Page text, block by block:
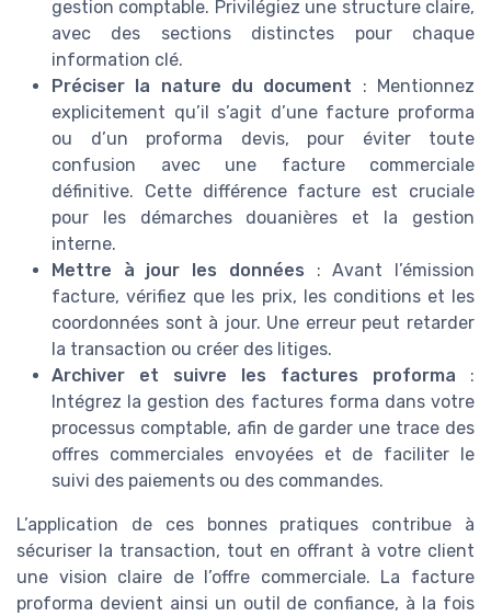
gestion comptable. Privilégiez une structure claire,
avec des sections distinctes pour chaque
information clé.
Préciser la nature du document : Mentionnez
explicitement qu’il s’agit d’une facture proforma
ou d’un proforma devis, pour éviter toute
confusion avec une facture commerciale
définitive. Cette différence facture est cruciale
pour les démarches douanières et la gestion
interne.
Mettre à jour les données : Avant l’émission
facture, vérifiez que les prix, les conditions et les
coordonnées sont à jour. Une erreur peut retarder
la transaction ou créer des litiges.
Archiver et suivre les factures proforma :
Intégrez la gestion des factures forma dans votre
processus comptable, afin de garder une trace des
offres commerciales envoyées et de faciliter le
suivi des paiements ou des commandes.
L’application de ces bonnes pratiques contribue à
sécuriser la transaction, tout en offrant à votre client
une vision claire de l’offre commerciale. La facture
proforma devient ainsi un outil de confiance, à la fois